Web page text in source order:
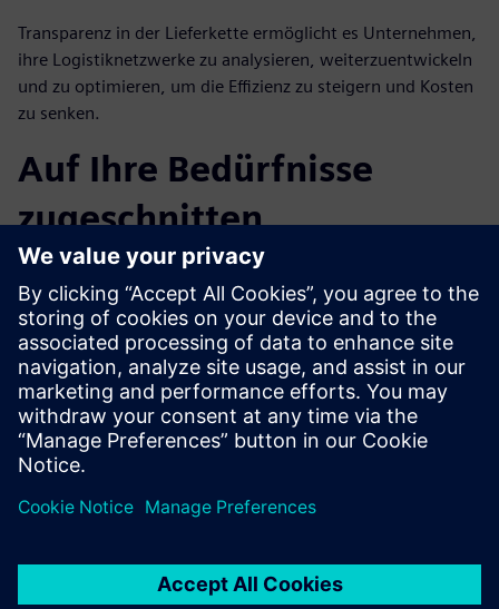
Transparenz in der Lieferkette ermöglicht es Unternehmen,
ihre Logistiknetzwerke zu analysieren, weiterzuentwickeln
und zu optimieren, um die Effizienz zu steigern und Kosten
zu senken.
Auf Ihre Bedürfnisse
zugeschnitten
Unsere Lösung lässt sich an Ihre individuellen
Anforderungen anpassen und bietet einen umfassenden
Überblick über Ihre Lieferkette. Bereiten Sie sich auf allen
Ebenen auf die Herausforderungen der Hightech-Industrie
von morgen vor. Erfahren Sie mehr, indem Sie den
Anwendungsfall jetzt herunterladen.
Teilen